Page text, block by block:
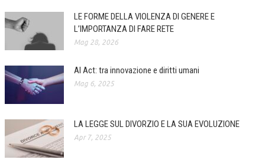
AUTORI
COLLABORA CON NOI
CORPORATE SOCIAL RESPONSIBILITY
INTERNAZIONALIZZAZIONE
HUMAN RESOURCES
LE FORME DELLA VIOLENZA DI GENERE E
L’IMPORTANZA DI FARE RETE
Mag 28, 2026
AI Act: tra innovazione e diritti umani
Mag 6, 2025
LA LEGGE SUL DIVORZIO E LA SUA EVOLUZIONE
Apr 7, 2025